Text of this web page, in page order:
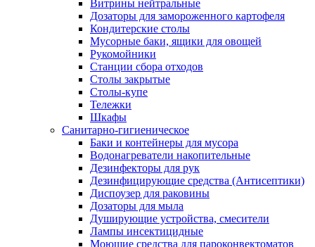
Витрины нейтральные
Дозаторы для замороженного картофеля
Кондитерские столы
Мусорные баки, ящики для овощей
Рукомойники
Станции сбора отходов
Столы закрытые
Столы-купе
Тележки
Шкафы
Санитарно-гигиеническое
Баки и контейнеры для мусора
Водонагреватели накопительные
Дезинфекторы для рук
Дезинфицирующие средства (Антисептики)
Диспоузер для раковины
Дозаторы для мыла
Душирующие устройства, смесители
Лампы инсектицидные
Моющие средства для пароконвектоматов